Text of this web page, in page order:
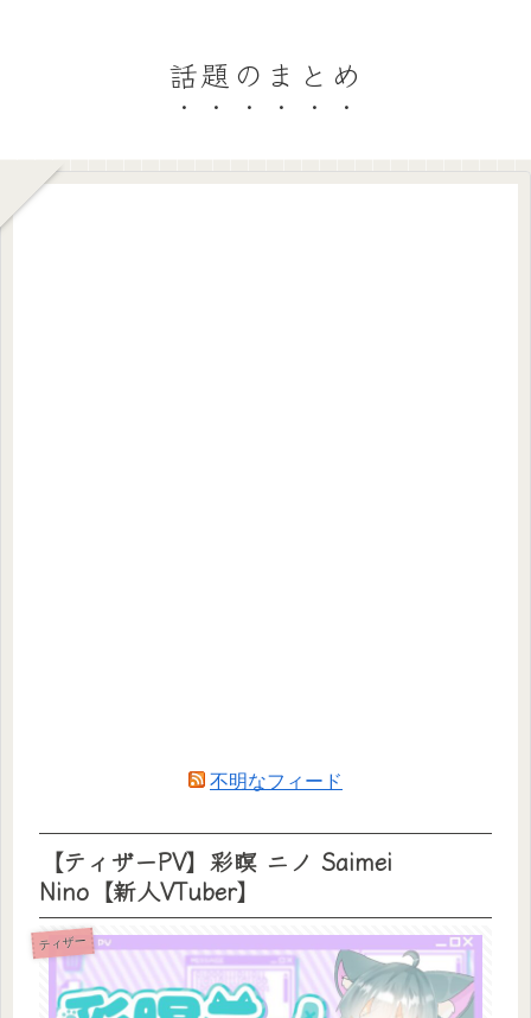
話題のまとめ
不明なフィード
【ティザーPV】彩瞑 ニノ Saimei
Nino【新人VTuber】
ティザー